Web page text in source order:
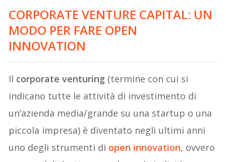
CORPORATE VENTURE CAPITAL: UN
MODO PER FARE OPEN
INNOVATION
Il corporate venturing (termine con cui si
indicano tutte le attività di investimento di
un’azienda media/grande su una startup o una
piccola impresa) è diventato negli ultimi anni
uno degli strumenti di open innovation, ovvero